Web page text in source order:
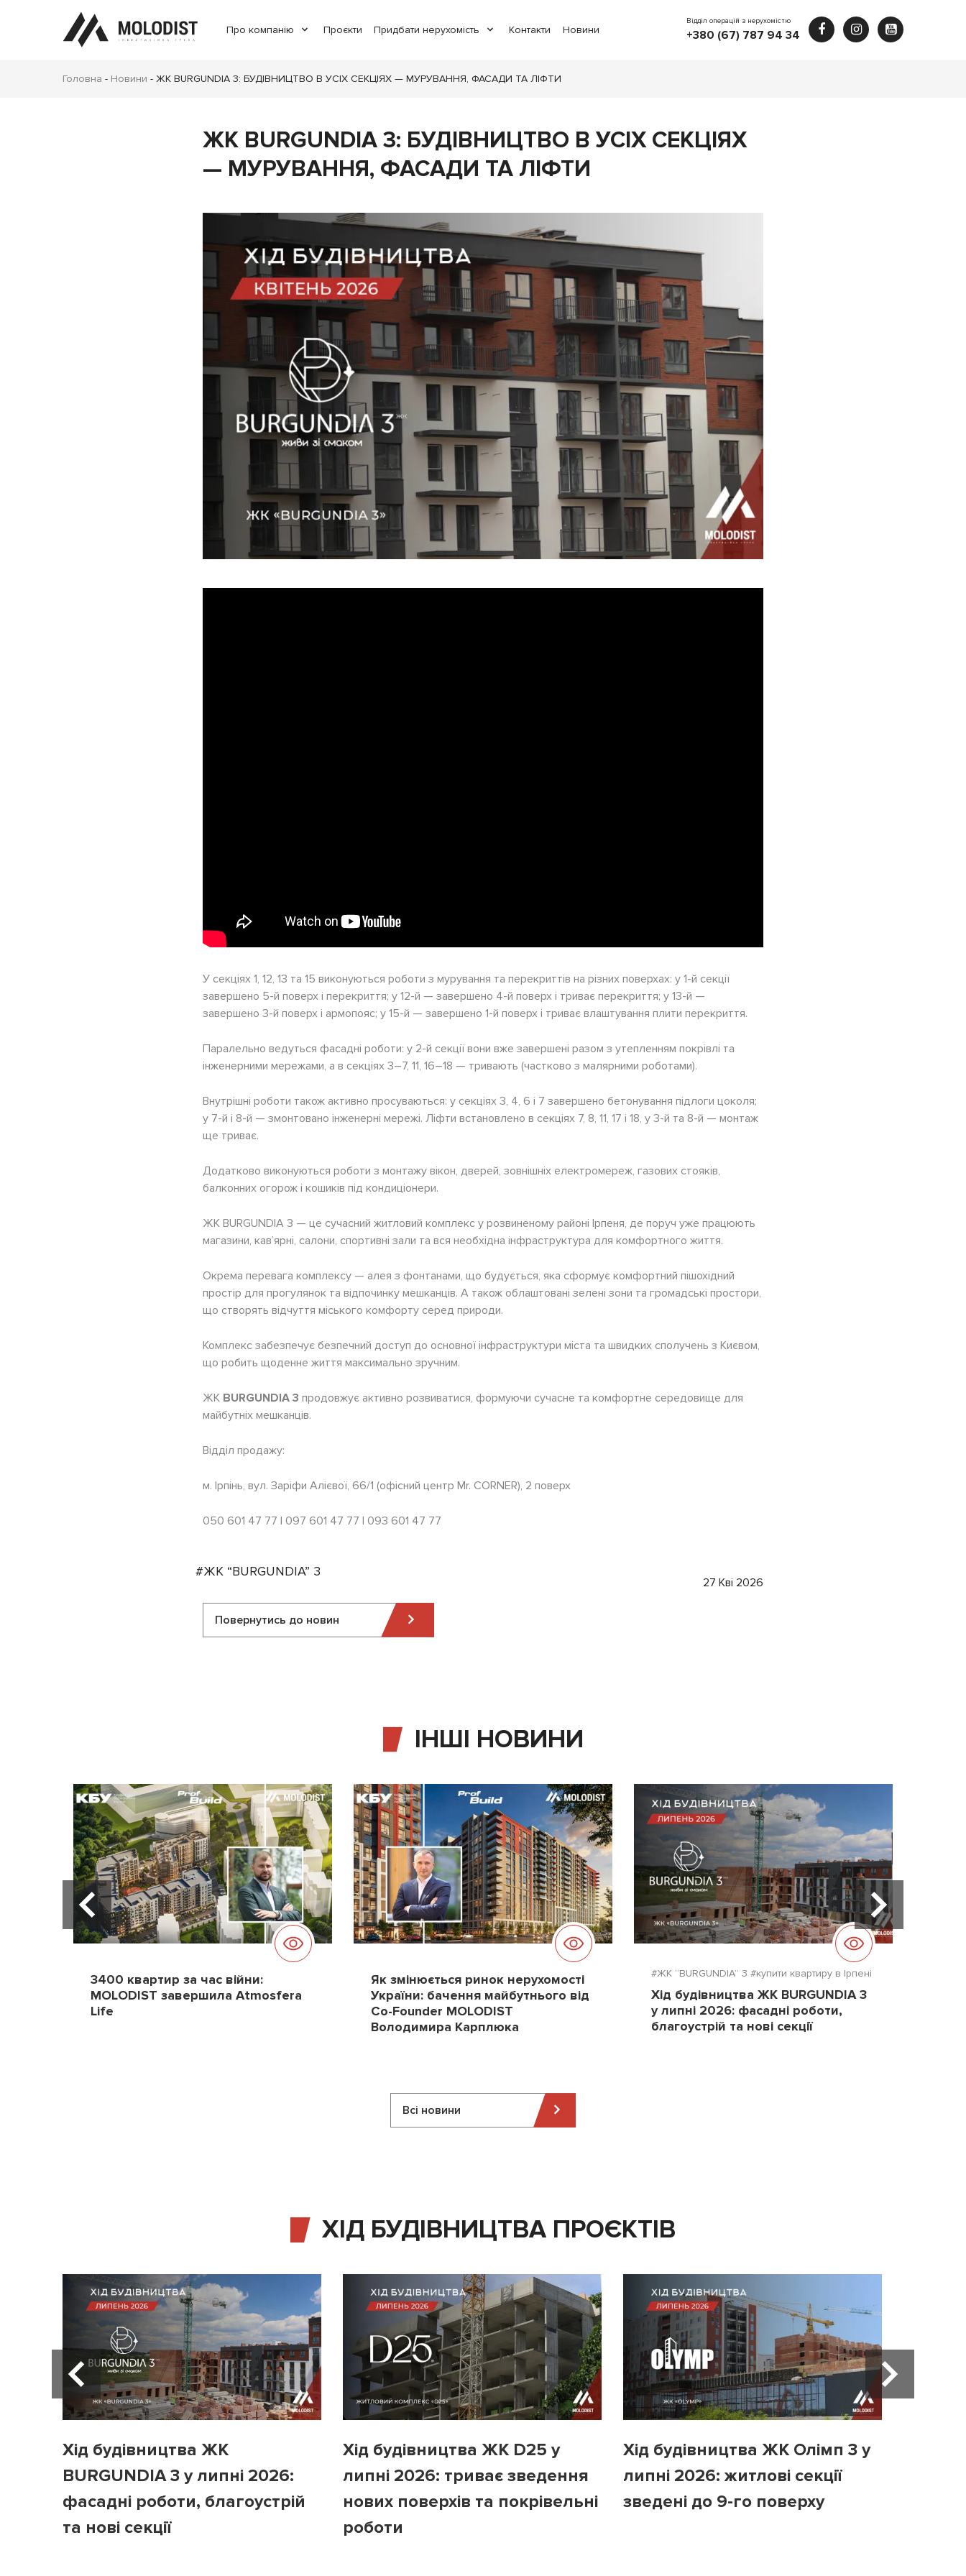
Про компанію Проєкти Придбати нерухомість Контакти Новини
Відділ операцій з нерухомістю
+380 (67) 787 94 34
Головна - Новини - ЖК BURGUNDIA 3: БУДІВНИЦТВО В УСІХ СЕКЦІЯХ — МУРУВАННЯ, ФАСАДИ ТА ЛІФТИ
ЖК BURGUNDIA 3: БУДІВНИЦТВО В УСІХ СЕКЦІЯХ
— МУРУВАННЯ, ФАСАДИ ТА ЛІФТИ
У секціях 1, 12, 13 та 15 виконуються роботи з мурування та перекриттів на різних поверхах: у 1-й секції
завершено 5-й поверх і перекриття; у 12-й — завершено 4-й поверх і триває перекриття; у 13-й —
завершено 3-й поверх і армопояс; у 15-й — завершено 1-й поверх і триває влаштування плити перекриття.
Паралельно ведуться фасадні роботи: у 2-й секції вони вже завершені разом з утепленням покрівлі та
інженерними мережами, а в секціях 3–7, 11, 16–18 — тривають (частково з малярними роботами).
Внутрішні роботи також активно просуваються: у секціях 3, 4, 6 і 7 завершено бетонування підлоги цоколя;
у 7-й і 8-й — змонтовано інженерні мережі. Ліфти встановлено в секціях 7, 8, 11, 17 і 18, у 3-й та 8-й — монтаж
ще триває.
Додатково виконуються роботи з монтажу вікон, дверей, зовнішніх електромереж, газових стояків,
балконних огорож і кошиків під кондиціонери.
ЖК BURGUNDIA 3 — це сучасний житловий комплекс у розвиненому районі Ірпеня, де поруч уже працюють
магазини, кав’ярні, салони, спортивні зали та вся необхідна інфраструктура для комфортного життя.
Окрема перевага комплексу — алея з фонтанами, що будується, яка сформує комфортний пішохідний
простір для прогулянок та відпочинку мешканців. А також облаштовані зелені зони та громадські простори,
що створять відчуття міського комфорту серед природи.
Комплекс забезпечує безпечний доступ до основної інфраструктури міста та швидких сполучень з Києвом,
що робить щоденне життя максимально зручним.
ЖК BURGUNDIA 3 продовжує активно розвиватися, формуючи сучасне та комфортне середовище для
майбутніх мешканців.
Відділ продажу:
м. Ірпінь, вул. Заріфи Алієвої, 66/1 (офісний центр Mr. CORNER), 2 поверх
050 601 47 77 | 097 601 47 77 | 093 601 47 77
#ЖК “BURGUNDIA” 3
27 Кві 2026
Повернутись до новин
ІНШІ НОВИНИ
3400 квартир за час війни:
MOLODIST завершила Atmosfera
Life
Як змінюється ринок нерухомості
України: бачення майбутнього від
Co-Founder MOLODIST
Володимира Карплюка
#ЖК “BURGUNDIA” 3 #купити квартиру в Ірпені
Хід будівництва ЖК BURGUNDIA 3
у липні 2026: фасадні роботи,
благоустрій та нові секції
Всі новини
ХІД БУДІВНИЦТВА ПРОЄКТІВ
Хід будівництва ЖК
BURGUNDIA 3 у липні 2026:
фасадні роботи, благоустрій
та нові секції
Хід будівництва ЖК D25 у
липні 2026: триває зведення
нових поверхів та покрівельні
роботи
Хід будівництва ЖК Олімп 3 у
липні 2026: житлові секції
зведені до 9-го поверху